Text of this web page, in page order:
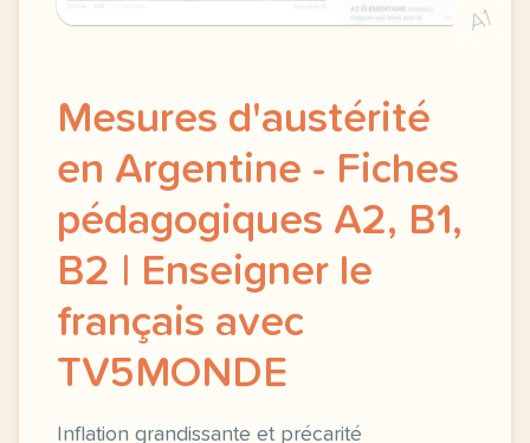
A1
Mesures d'austérité
en Argentine - Fiches
pédagogiques A2, B1,
B2 | Enseigner le
français avec
TV5MONDE
Inflation grandissante et précarité